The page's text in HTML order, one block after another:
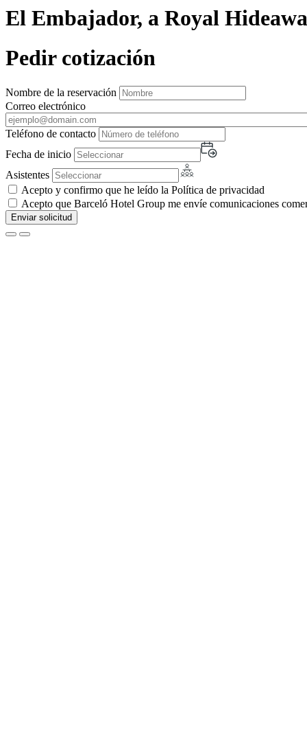
El Embajador, a Royal
Pedir cotización
Nombre de la reservación
Correo electrónico
Teléfono de contacto
Fecha de inicio
Asistentes
Acepto y confirmo que he leído la Política de privacidad
Acepto que Barceló Hotel Group me envíe comunicaciones
Enviar solicitud